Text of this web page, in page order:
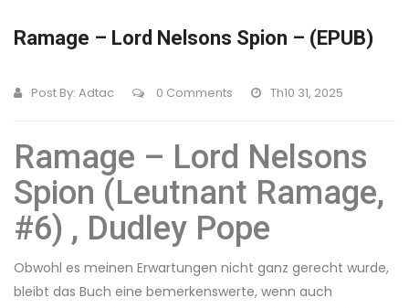
Ramage – Lord Nelsons Spion – (EPUB)
Post By: Adtac 0 Comments Th10 31, 2025
Ramage – Lord Nelsons
Spion (Leutnant Ramage,
#6) , Dudley Pope
Obwohl es meinen Erwartungen nicht ganz gerecht wurde,
bleibt das Buch eine bemerkenswerte, wenn auch